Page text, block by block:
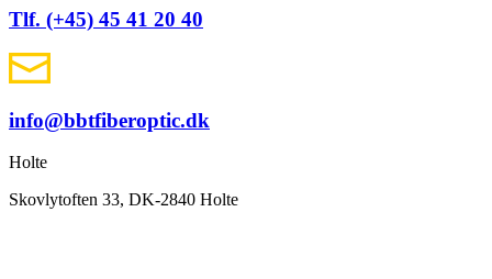
Tlf. (+45) 45 41 20 40
info@bbtfiberoptic.dk
Holte
Skovlytoften 33, DK-2840 Holte